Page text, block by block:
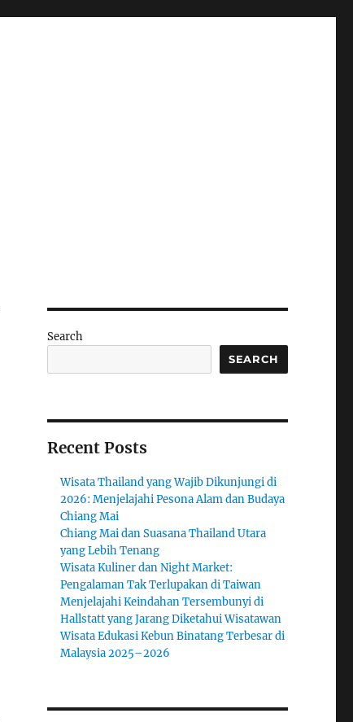
Search
SEARCH
Recent Posts
Wisata Thailand yang Wajib Dikunjungi di
2026: Menjelajahi Pesona Alam dan Budaya
Chiang Mai
Chiang Mai dan Suasana Thailand Utara
yang Lebih Tenang
Wisata Kuliner dan Night Market:
Pengalaman Tak Terlupakan di Taiwan
Menjelajahi Keindahan Tersembunyi di
Hallstatt yang Jarang Diketahui Wisatawan
Wisata Edukasi Kebun Binatang Terbesar di
Malaysia 2025–2026